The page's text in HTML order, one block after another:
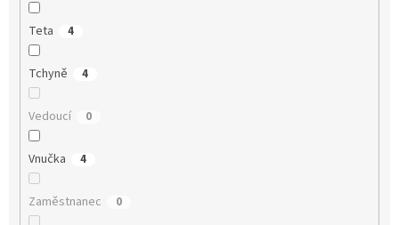
Teta 4
Tchyně 4
Vedoucí 0
Vnučka 4
Zaměstnanec 0